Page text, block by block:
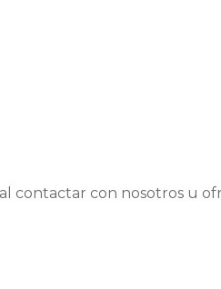
contactar con nosotros u